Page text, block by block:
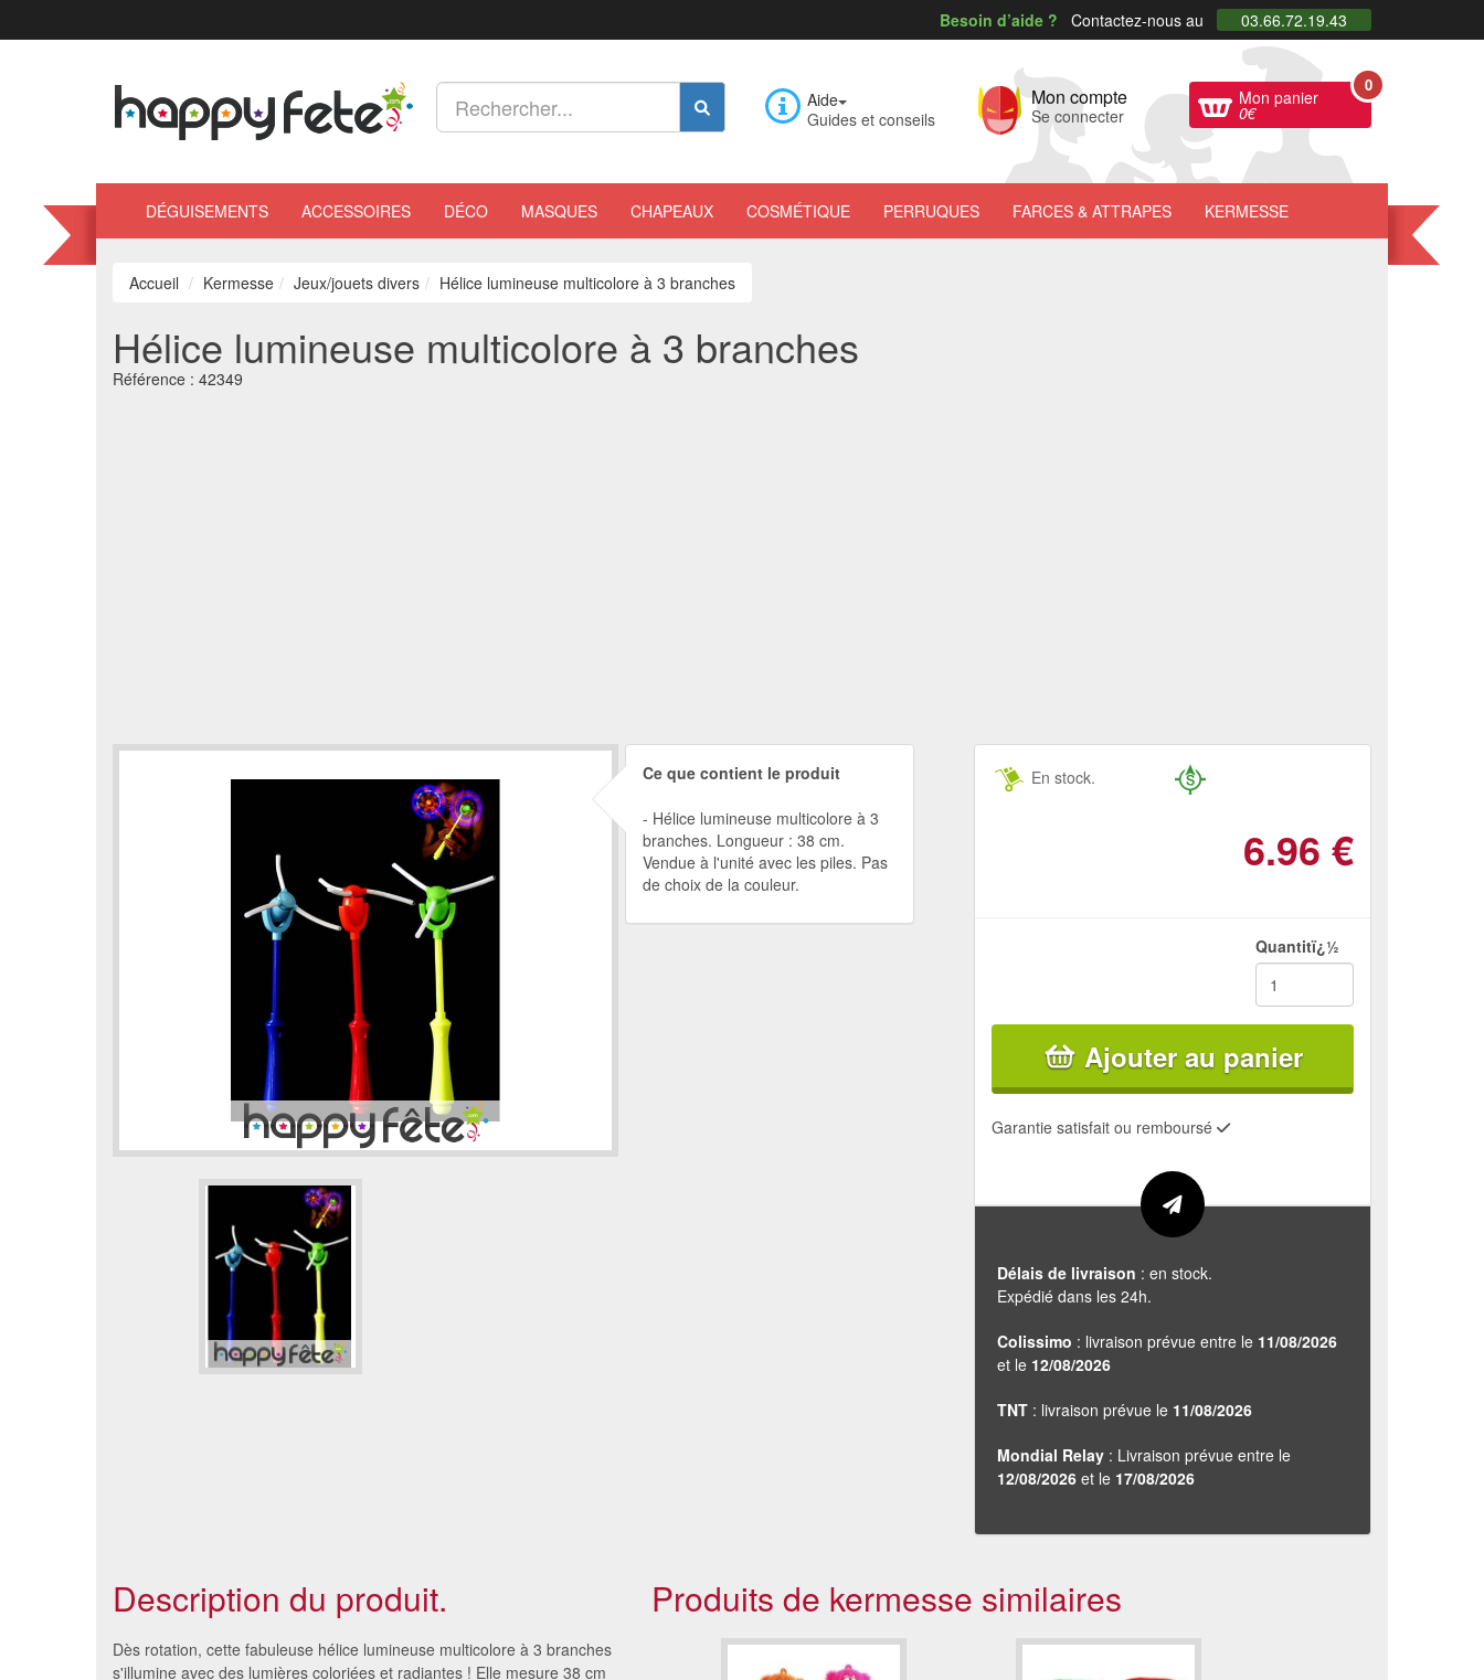
Besoin d’aide ? Contactez-nous au 03.66.72.19.43
Aide
Guides et conseils
Mon compte
Se connecter
Mon panier
0€
0
DÉGUISEMENTS ACCESSOIRES DÉCO MASQUES CHAPEAUX COSMÉTIQUE PERRUQUES FARCES & ATTRAPES KERMESSE
Accueil Kermesse Jeux/jouets divers Hélice lumineuse multicolore à 3 branches
Hélice lumineuse multicolore à 3 branches
Référence : 42349
Ce que contient le produit
Hélice lumineuse multicolore à 3
branches. Longueur : 38 cm.
Vendue à l'unité avec les piles. Pas
de choix de la couleur.
En stock.
6.96 €
Quantitï¿½
Ajouter au panier
Garantie satisfait ou remboursé
Délais de livraison : en stock.
Expédié dans les 24h.
Colissimo : livraison prévue entre le 11/08/2026
et le 12/08/2026
TNT : livraison prévue le 11/08/2026
Mondial Relay : Livraison prévue entre le
12/08/2026 et le 17/08/2026
Description du produit.
Dès rotation, cette fabuleuse hélice lumineuse multicolore à 3 branches
s'illumine avec des lumières coloriées et radiantes ! Elle mesure 38 cm
Produits de kermesse similaires